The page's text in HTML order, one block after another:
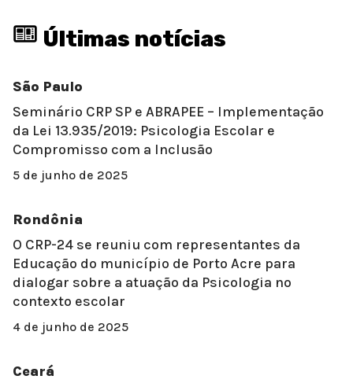
Últimas notícias
São Paulo
Seminário CRP SP e ABRAPEE – Implementação
da Lei 13.935/2019: Psicologia Escolar e
Compromisso com a Inclusão
5 de junho de 2025
Rondônia
O CRP-24 se reuniu com representantes da
Educação do município de Porto Acre para
dialogar sobre a atuação da Psicologia no
contexto escolar
4 de junho de 2025
Ceará